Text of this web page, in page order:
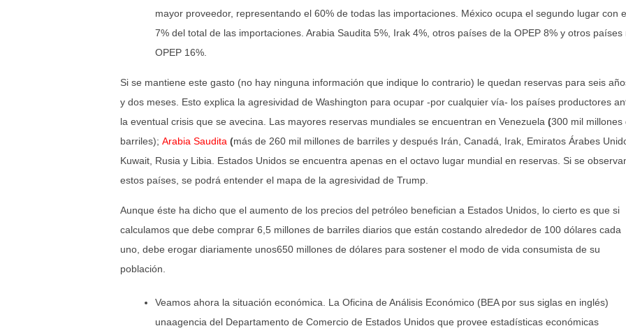
mayor proveedor, representando el 60% de todas las importaciones. México ocupa el segundo lugar con
7% del total de las importaciones. Arabia Saudita 5%, Irak 4%, otros países de la OPEP 8% y otros países
OPEP 16%.
Si se mantiene este gasto (no hay ninguna información que indique lo contrario) le quedan reservas para seis
y dos meses. Esto explica la agresividad de Washington para ocupar -por cualquier vía- los países productores
la eventual crisis que se avecina. Las mayores reservas mundiales se encuentran en Venezuela (300 mil millones
barriles); Arabia Saudita (más de 260 mil millones de barriles y después Irán, Canadá, Irak, Emiratos Árabes
Kuwait, Rusia y Libia. Estados Unidos se encuentra apenas en el octavo lugar mundial en reservas. Si se
estos países, se podrá entender el mapa de la agresividad de Trump.
Aunque éste ha dicho que el aumento de los precios del petróleo benefician a Estados Unidos, lo cierto es que si
calculamos que debe comprar 6,5 millones de barriles diarios que están costando alrededor de 100 dólares cada
uno, debe erogar diariamente unos650 millones de dólares para sostener el modo de vida consumista de su
población.
Veamos ahora la situación económica. La Oficina de Análisis Económico (BEA por sus siglas en inglés)
unaagencia del Departamento de Comercio de Estados Unidos que provee estadísticas económicas